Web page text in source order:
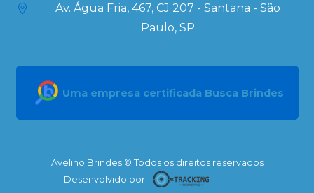
Av. Água Fria, 467, CJ 207 - Santana - São
Paulo, SP
Uma empresa certificada Busca Brindes
Avelino Brindes © Todos os direitos reservados
Desenvolvido por